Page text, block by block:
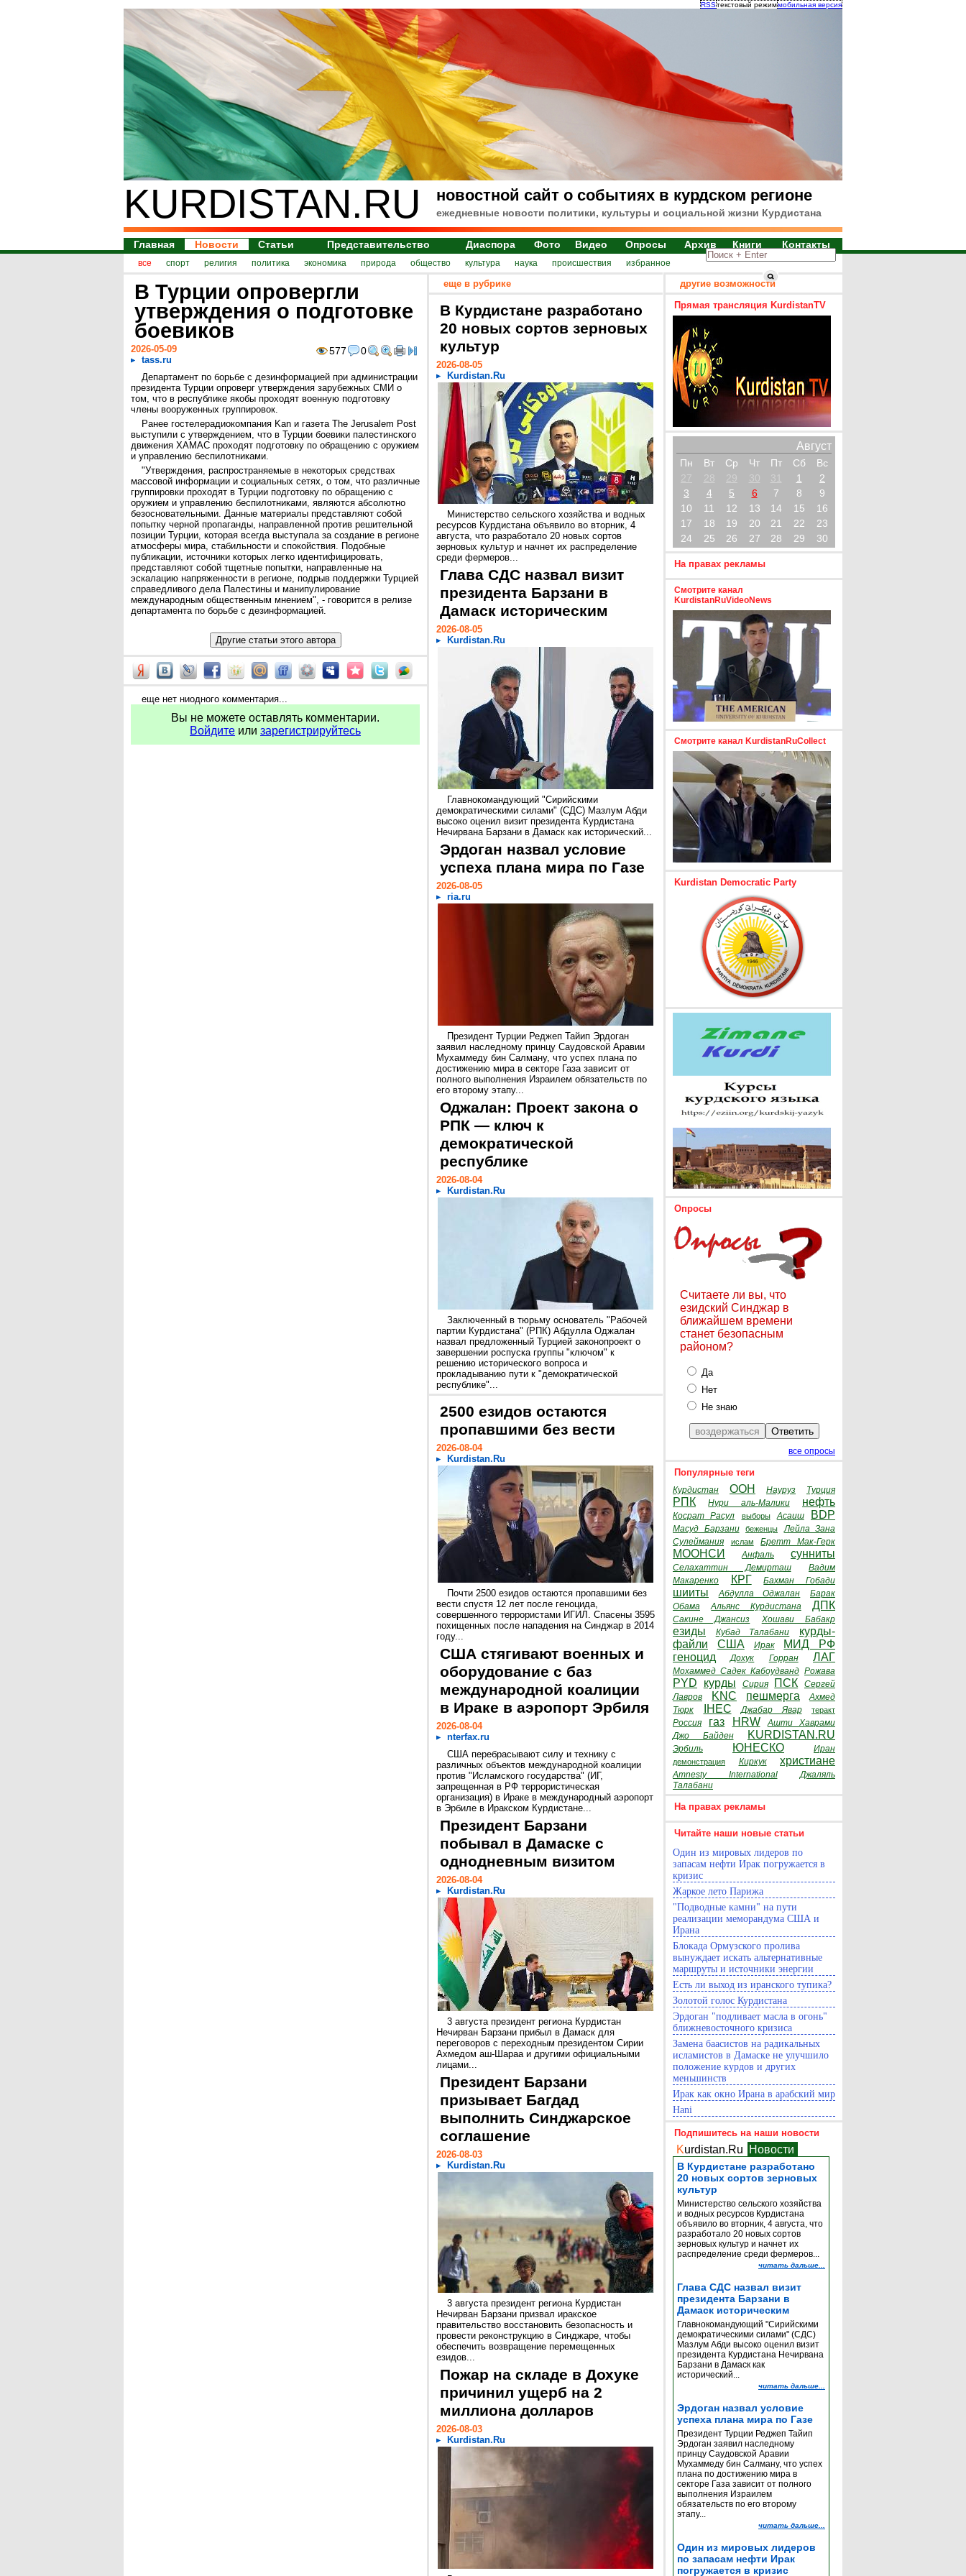
RSSтекстовый режиммобильная версия
KURDISTAN.RU новостной сайт о событиях в курдском регионе
ежедневные новости политики, культуры и социальной жизни Курдистана
Главная Новости Статьи Представительство Диаспора Фото Видео Опросы Архив Книги Контакты
все спорт религия политика экономика природа общество культура наука происшествия избранное
В Турции опровергли
утверждения о подготовке
боевиков
577 0
2026-05-09
tass.ru
Департамент по борьбе с дезинформацией при администрации
президента Турции опроверг утверждения зарубежных СМИ о
том, что в республике якобы проходят военную подготовку
члены вооруженных группировок.
Ранее гостелерадиокомпания Kan и газета The Jerusalem Post
выступили с утверждением, что в Турции боевики палестинского
движения ХАМАС проходят подготовку по обращению с оружием
и управлению беспилотниками.
"Утверждения, распространяемые в некоторых средствах
массовой информации и социальных сетях, о том, что различные
группировки проходят в Турции подготовку по обращению с
оружием и управлению беспилотниками, являются абсолютно
безосновательными. Данные материалы представляют собой
попытку черной пропаганды, направленной против решительной
позиции Турции, которая всегда выступала за создание в регионе
атмосферы мира, стабильности и спокойствия. Подобные
публикации, источники которых легко идентифицировать,
представляют собой тщетные попытки, направленные на
эскалацию напряженности в регионе, подрыв поддержки Турцией
справедливого дела Палестины и манипулирование
международным общественным мнением", - говорится в релизе
департамента по борьбе с дезинформацией.
еще нет ниодного комментария...
Вы не можете оставлять комментарии.
Войдите или зарегистрируйтесь
еще в рубрике
В Курдистане разработано
20 новых сортов зерновых
культур
2026-08-05
Kurdistan.Ru
Министерство сельского хозяйства и водных
ресурсов Курдистана объявило во вторник, 4
августа, что разработало 20 новых сортов
зерновых культур и начнет их распределение
среди фермеров...
Глава СДС назвал визит
президента Барзани в
Дамаск историческим
2026-08-05
Kurdistan.Ru
Главнокомандующий "Сирийскими
демократическими силами" (СДС) Мазлум Абди
высоко оценил визит президента Курдистана
Нечирвана Барзани в Дамаск как исторический...
Эрдоган назвал условие
успеха плана мира по Газе
2026-08-05
ria.ru
Президент Турции Реджеп Тайип Эрдоган
заявил наследному принцу Саудовской Аравии
Мухаммеду бин Салману, что успех плана по
достижению мира в секторе Газа зависит от
полного выполнения Израилем обязательств по
его второму этапу...
Оджалан: Проект закона о
РПК — ключ к
демократической
республике
2026-08-04
Kurdistan.Ru
Заключенный в тюрьму основатель "Рабочей
партии Курдистана" (РПК) Абдулла Оджалан
назвал предложенный Турцией законопроект о
завершении роспуска группы "ключом" к
решению исторического вопроса и
прокладыванию пути к "демократической
республике"...
2500 езидов остаются
пропавшими без вести
2026-08-04
Kurdistan.Ru
Почти 2500 езидов остаются пропавшими без
вести спустя 12 лет после геноцида,
совершенного террористами ИГИЛ. Спасены 3595
похищенных после нападения на Синджар в 2014
году...
США стягивают военных и
оборудование с баз
международной коалиции
в Ираке в аэропорт Эрбиля
2026-08-04
nterfax.ru
США перебрасывают силу и технику с
различных объектов международной коалиции
против "Исламского государства" (ИГ,
запрещенная в РФ террористическая
организация) в Ираке в международный аэропорт
в Эрбиле в Иракском Курдистане...
Президент Барзани
побывал в Дамаске с
однодневным визитом
2026-08-04
Kurdistan.Ru
3 августа президент региона Курдистан
Нечирван Барзани прибыл в Дамаск для
переговоров с переходным президентом Сирии
Ахмедом аш-Шараа и другими официальными
лицами...
Президент Барзани
призывает Багдад
выполнить Синджарское
соглашение
2026-08-03
Kurdistan.Ru
3 августа президент региона Курдистан
Нечирван Барзани призвал иракское
правительство восстановить безопасность и
провести реконструкцию в Синджаре, чтобы
обеспечить возвращение перемещенных
езидов...
Пожар на складе в Дохуке
причинил ущерб на 2
миллиона долларов
2026-08-03
Kurdistan.Ru
другие возможности
Прямая трансляция KurdistanTV
Август
Пн Вт Ср Чт Пт Сб
Вс
27
28 29 30 31 1
2
3
4 5 6 7 8
9
10
11 12 13 14 15
16
17
18 19 20 21 22
23
24
25 26 27 28 29 30
На правах рекламы
Смотрите канал
KurdistanRuVideoNews
Смотрите канал KurdistanRuCollect
Kurdistan Democratic Party
Опросы
Считаете ли вы, что
езидский Синджар в
ближайшем времени
станет безопасным
районом?
Да
Нет
Не знаю
все опросы
Популярные теги
Курдистан ООН Науруз Турция
РПК Нури аль-Малики нефть
Косрат Расул выборы Асаиш BDP
Масуд Барзани беженцы
Лейла Зана
Сулеймания
ислам Бретт Мак-Герк
МООНСИ Анфаль сунниты
Селахаттин Демирташ
Вадим
Макаренко
КРГ Бахман Гобади
шииты Абдулла Оджалан
Барак
Обама
Альянс Курдистана ДПК
Сакине Джансиз Хошави Бабакр
езиды Кубад Талабани
курды-
файли
США Ирак
МИД РФ
геноцид
Дохук Горран ЛАГ
Мохаммед Садек Кабоудванд Рожава
PYD курды Сирия ПСК
Сергей
Лавров
KNC пешмерга
Ахмед
Тюрк
IHEC Джабар Явар теракт
Россия газ HRW
Ашти Хаврами
Джо Байден
KURDISTAN.RU
Эрбиль ЮНЕСКО Иран
демонстрация Киркук христиане
Amnesty International
Джаляль
Талабани
На правах рекламы
Читайте наши новые статьи
Один из мировых лидеров по
запасам нефти Ирак погружается в
кризис
Жаркое лето Парижа
"Подводные камни" на пути
реализации меморандума США и
Ирана
Блокада Ормузского пролива
вынуждает искать альтернативные
маршруты и источники энергии
Есть ли выход из иранского тупика?
Золотой голос Курдистана
Эрдоган "подливает масла в огонь"
ближневосточного кризиса
Замена баасистов на радикальных
исламистов в Дамаске не улучшило
положение курдов и других
меньшинств
Ирак как окно Ирана в арабский мир
Hani
Подпишитесь на наши новости
Kurdistan.Ru Новости
В Курдистане разработано
20 новых сортов зерновых
культур
Министерство сельского хозяйства
и водных ресурсов Курдистана
объявило во вторник, 4 августа, что
разработало 20 новых сортов
зерновых культур и начнет их
распределение среди фермеров...
читать дальше...
Глава СДС назвал визит
президента Барзани в
Дамаск историческим
Главнокомандующий "Сирийскими
демократическими силами" (СДС)
Мазлум Абди высоко оценил визит
президента Курдистана Нечирвана
Барзани в Дамаск как
исторический...
читать дальше...
Эрдоган назвал условие
успеха плана мира по Газе
Президент Турции Реджеп Тайип
Эрдоган заявил наследному
принцу Саудовской Аравии
Мухаммеду бин Салману, что успех
плана по достижению мира в
секторе Газа зависит от полного
выполнения Израилем
обязательств по его второму
этапу...
читать дальше...
Один из мировых лидеров
по запасам нефти Ирак
погружается в кризис